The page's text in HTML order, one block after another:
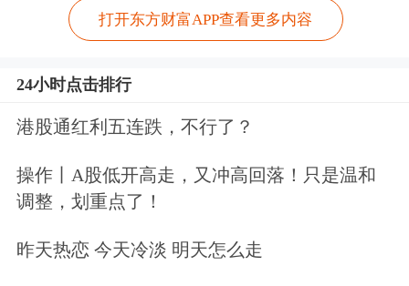
土镍矿含镍量较低，铁含量高，主要用
于生产镍铁，镍铁多用于制造不锈钢。
而青山打通了基于火法的从镍铁到高冰
镍的技术，2021年预计生产镍当量60万
吨，2022年预计生产镍当量85万吨，
2023年预计生产镍当量110万吨，如果
打开东方财富APP查看更多内容
24小时点击排行
港股通红利五连跌，不行了？
操作丨A股低开高走，又冲高回落！只是温和
调整，划重点了！
昨天热恋 今天冷淡 明天怎么走